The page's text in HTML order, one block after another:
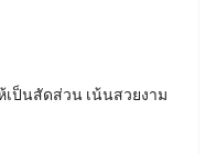
เป็นสัดส่วน เน้นสวยงาม